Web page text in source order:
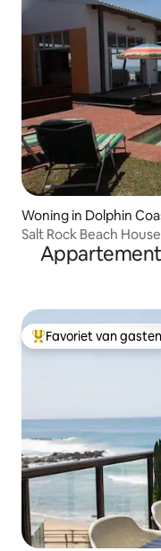
Woning in Dolphin
Salt Rock Beach
Topfavoriet van
Favoriet van gasten